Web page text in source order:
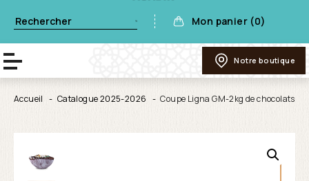
Mon panier (0)
Notre boutique
Accueil Catalogue 2025-2026 Coupe Ligna GM-2kg de chocolats